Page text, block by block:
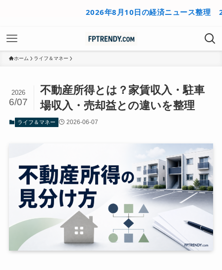
2026年8月10日の経済ニュース整理 2026年8
ホーム ライフ＆マネー
不動産所得とは？家賃収入・駐車
場収入・売却益との違いを整理
2026
6/07
ライフ＆マネー 2026-06-07